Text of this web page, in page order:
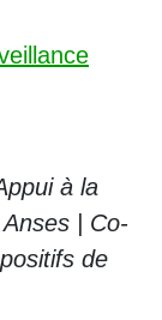
à la
| Co-
de